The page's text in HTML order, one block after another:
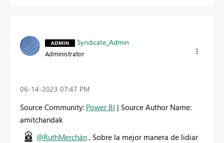
Syndicate_Admin
Administrator
‎06-14-2023 07:47 PM
Source Community: Power BI | Source Author Name:
amitchandak
@RuthMerchán , Sobre la mejor manera de lidiar